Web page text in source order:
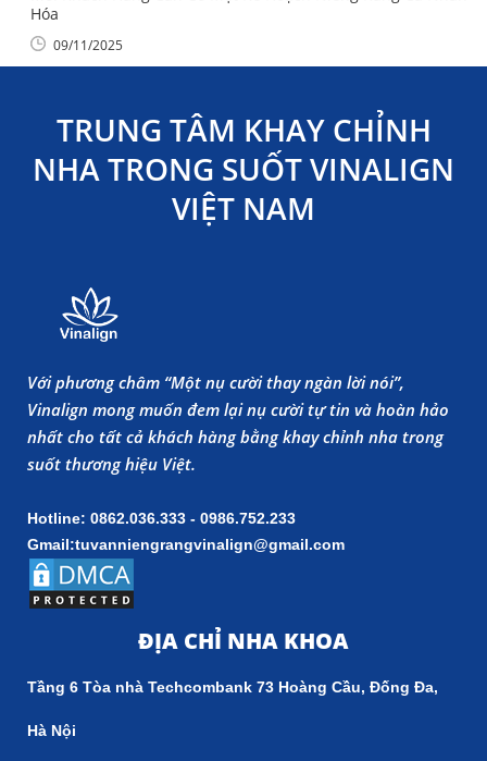
Hóa
09/11/2025
TRUNG TÂM KHAY CHỈNH
NHA TRONG SUỐT VINALIGN
VIỆT NAM
Với phương châm “Một nụ cười thay ngàn lời nói”,
Vinalign mong muốn đem lại nụ cười tự tin và hoàn hảo
nhất cho tất cả khách hàng bằng khay chỉnh nha trong
suốt thương hiệu Việt.
Hotline: 0862.036.333 - 0986.752.233
Gmail:tuvanniengrangvinalign@gmail.com
ĐỊA CHỈ NHA KHOA
Tầng 6 Tòa nhà Techcombank 73 Hoàng Cầu, Đống Đa,
Hà Nội